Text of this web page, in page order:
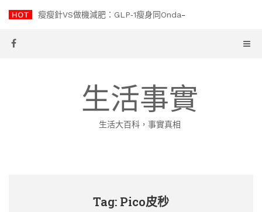
HOT
生活事實
生活大百科，事實真相
Tag: Pico皮秒